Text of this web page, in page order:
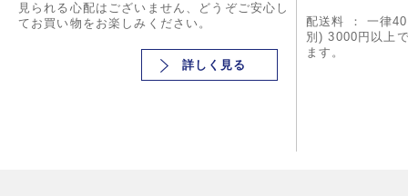
見られる心配はございません、どうぞご安心し
てお買い物をお楽しみください。
詳しく見る
配送料 ： 一律
別) 3000円以上
ます。